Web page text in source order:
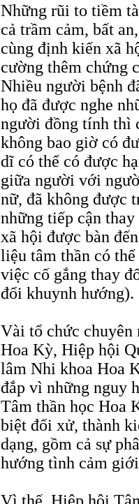
Những rũi to tiềm
cả trầm cảm, bất
cùng định kiến xã
cường thêm chứng
Nhiều người bệnh
họ đã được nghe
người đồng tính thì
không bao giờ có
dĩ có thể có được
giữa người với
nữ, đã không được
những tiếp cận
xã hội được bàn
liệu tâm thần có
việc cố gắng thay
đổi khuynh hướng).
Vài tổ chức
Hoa Kỳ, Hiệp hội
lâm Nhi khoa Hoa
đắp vì những nguy
Tâm thần học Hoa
biệt đối xử, thành
dạng, gồm cả sự
hướng tình cảm